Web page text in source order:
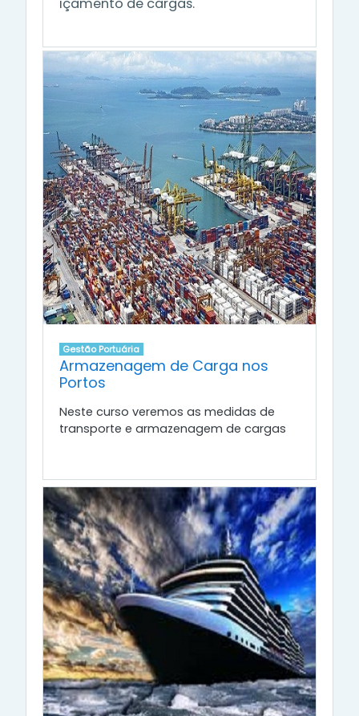
Gestão Portuária
Armazenagem de Carga nos
Portos
Neste curso veremos as medidas de
transporte e armazenagem de cargas